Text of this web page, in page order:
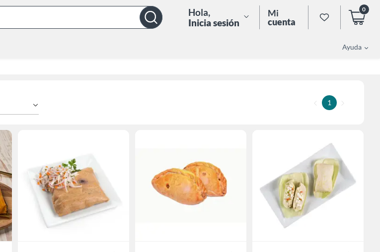
Bar
Hola,
Inicia sesión
Mi
cuenta
0
Ayuda
1